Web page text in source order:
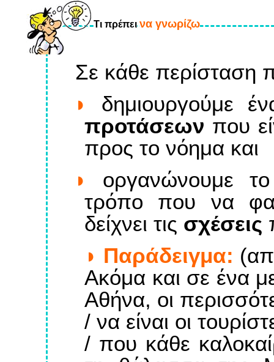
Tι πρέπει να γνωρίζω
Σε κάθε περίσταση
δημιουργούμε
προτάσεων που
προς το νόημα και
οργανώνουμε
τρόπο που να
δείχνει τις σχέσεις
Παράδειγμα:
Ακόμα και σε ένα
Αθήνα, οι
/ να είναι οι
/ που κάθε